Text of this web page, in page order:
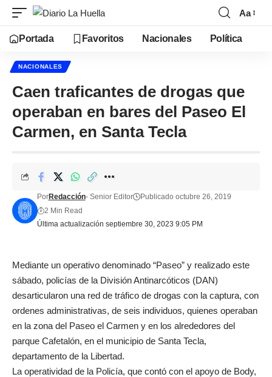
Aa
Portada Favoritos Nacionales Política
NACIONALES
Caen traficantes de drogas que
operaban en bares del Paseo El
Carmen, en Santa Tecla
Última actualización septiembre 30, 2023 9:05 PM
PorRedacción- Senior Editor
Publicado octubre 26, 2019
2 Min Read
Mediante un operativo denominado “Paseo” y realizado este
sábado, policías de la División Antinarcóticos (DAN)
desarticularon una red de tráfico de drogas con la captura, con
ordenes administrativas, de seis individuos, quienes operaban
en la zona del Paseo el Carmen y en los alrededores del
parque Cafetalón, en el municipio de Santa Tecla,
departamento de la Libertad.
La operatividad de la Policía, que contó con el apoyo de Body,